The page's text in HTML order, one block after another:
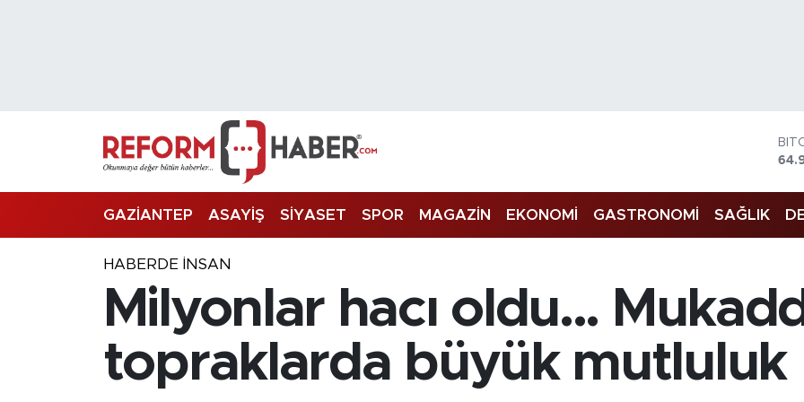
GAZİANTEP ASAYİŞ SİYASET SPOR MAGAZİN EKONOMİ GASTRONOMİ SAĞLIK
HABERDE INSAN
Milyonlar hacı oldu...
topraklarda büyük mutluluk
Trafik Durumu
Süper Lig Puan Durumu ve Fikstür
Son Dakika Haberleri
Haber Arşivi